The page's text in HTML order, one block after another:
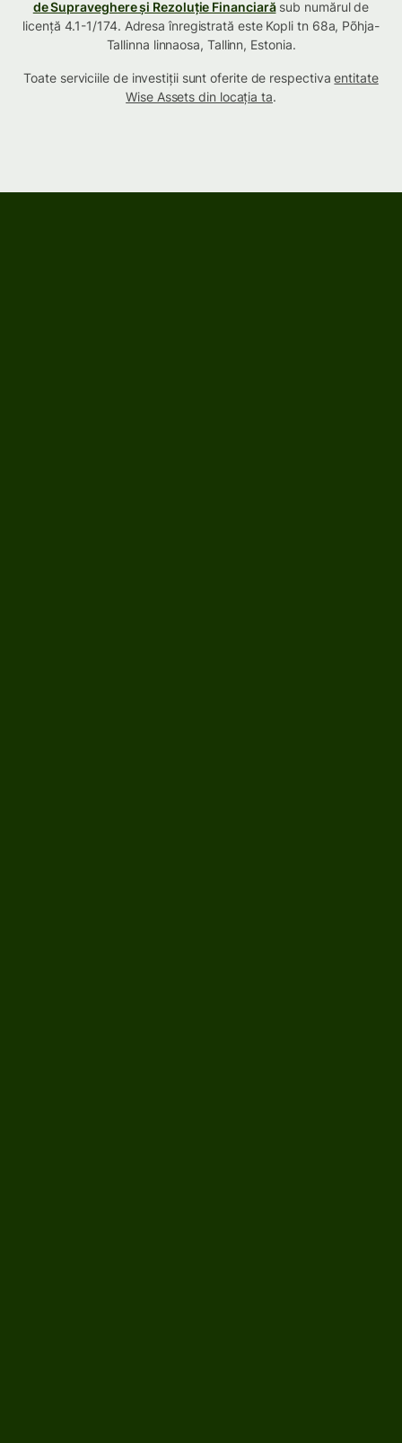
de Supraveghere și Rezoluție Financiarăsub numărul de
licență 4.1-1/174. Adresa înregistrată este Kopli tn 68a, Põhja-
Tallinna linnaosa, Tallinn, Estonia.
Toate serviciile de investiții sunt oferite de respectivaentitate
Wise Assets din locația ta.